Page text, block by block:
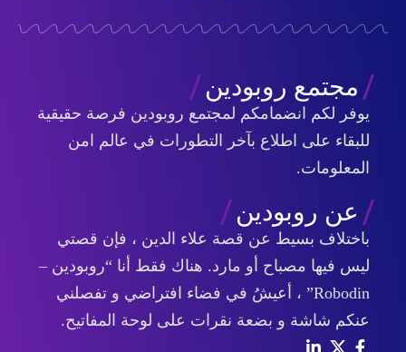
مجتمع روبودين
يوفر لكم انضمامكم لمجتمع روبودين فرصة حقيقية
للبقاء على اطلاع بآخر التطورات في عالم امن
المعلومات.
عن روبودين
باختلاف بسيط عن قصة علاء الدين ، فإن قصتي
ليس فيها مصباح أو مارد. هناك فقط أنا “روبودين –
Robodin” ، أعيشُ في فضاء افتراضي و تفصلني
عنكم شاشة و بضعة نقرات على لوحة المفاتيح.